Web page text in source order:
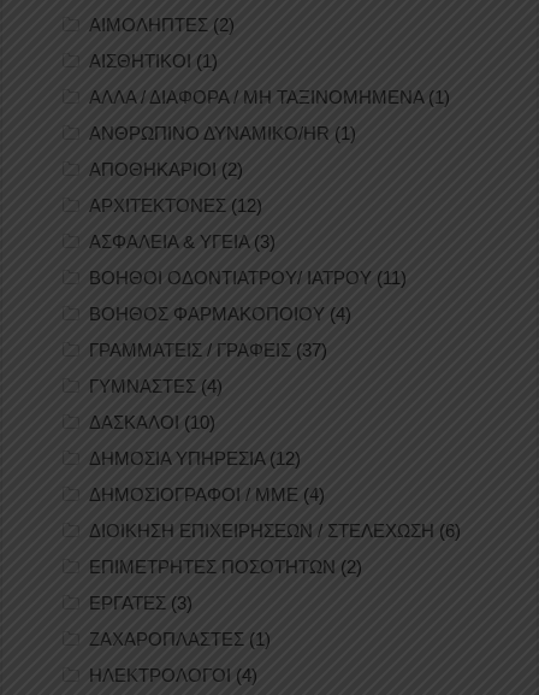
ΑΙΜΟΛΗΠΤΕΣ (2)
ΑΙΣΘΗΤΙΚΟΙ (1)
ΑΛΛΑ / ΔΙΑΦΟΡΑ / ΜΗ ΤΑΞΙΝΟΜΗΜΕΝΑ(1)
ΑΝΘΡΩΠΙΝΟ ΔΥΝΑΜΙΚΟ/HR (1)
ΑΠΟΘΗΚΑΡΙΟΙ (2)
ΑΡΧΙΤΕΚΤΟΝΕΣ (12)
ΑΣΦΑΛΕΙΑ & ΥΓΕΙΑ(3)
ΒΟΗΘΟΙ ΟΔΟΝΤΙΑΤΡΟΥ/ ΙΑΤΡΟΥ (11)
ΒΟΗΘΟΣ ΦΑΡΜΑΚΟΠΟΙΟΥ (4)
ΓΡΑΜΜΑΤΕΙΣ / ΓΡΑΦΕΙΣ (37)
ΓΥΜΝΑΣΤΕΣ (4)
ΔΑΣΚΑΛΟΙ (10)
ΔΗΜΟΣΙΑ ΥΠΗΡΕΣΙΑ(12)
ΔΗΜΟΣΙΟΓΡΑΦΟΙ / ΜΜΕ (4)
ΔΙΟΙΚΗΣΗ ΕΠΙΧΕΙΡΗΣΕΩΝ / ΣΤΕΛΕΧΩΣΗ (6)
ΕΠΙΜΕΤΡΗΤΕΣ ΠΟΣΟΤΗΤΩΝ (2)
ΕΡΓΑΤΕΣ (3)
ΖΑΧΑΡΟΠΛΑΣΤΕΣ (1)
ΗΛΕΚΤΡΟΛΟΓΟΙ (4)